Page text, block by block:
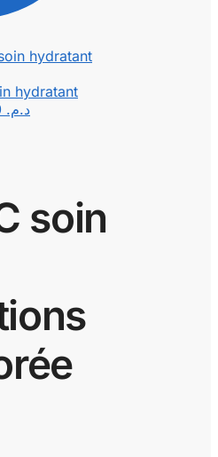
hydratant
د.م.
soin